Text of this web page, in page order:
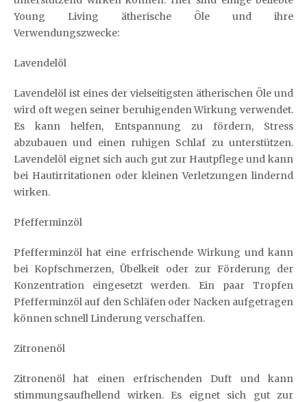
Young Living ätherische Öle und ihre
Verwendungszwecke:
Lavendelöl
Lavendelöl ist eines der vielseitigsten ätherischen Öle und
wird oft wegen seiner beruhigenden Wirkung verwendet.
Es kann helfen, Entspannung zu fördern, Stress
abzubauen und einen ruhigen Schlaf zu unterstützen.
Lavendelöl eignet sich auch gut zur Hautpflege und kann
bei Hautirritationen oder kleinen Verletzungen lindernd
wirken.
Pfefferminzöl
Pfefferminzöl hat eine erfrischende Wirkung und kann
bei Kopfschmerzen, Übelkeit oder zur Förderung der
Konzentration eingesetzt werden. Ein paar Tropfen
Pfefferminzöl auf den Schläfen oder Nacken aufgetragen
können schnell Linderung verschaffen.
Zitronenöl
Zitronenöl hat einen erfrischenden Duft und kann
stimmungsaufhellend wirken. Es eignet sich gut zur